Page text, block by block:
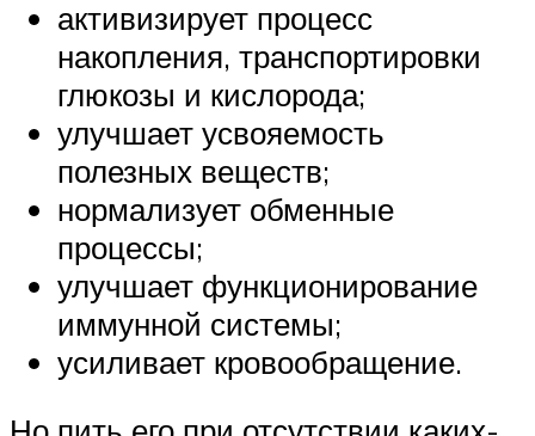
активизирует процесс
накопления, транспортировки
глюкозы и кислорода;
улучшает усвояемость
полезных веществ;
нормализует обменные
процессы;
улучшает функционирование
иммунной системы;
усиливает кровообращение.